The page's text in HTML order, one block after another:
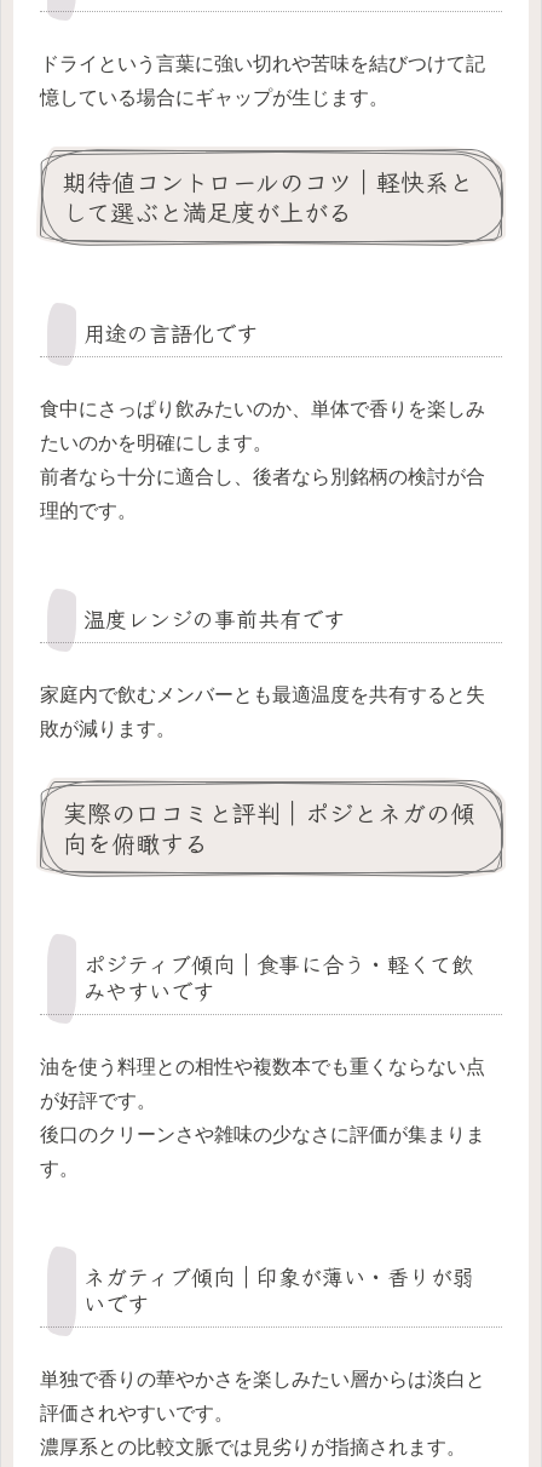
ドライという言葉に強い切れや苦味を結びつけて記
憶している場合にギャップが生じます。
期待値コントロールのコツ｜軽快系と
して選ぶと満足度が上がる
用途の言語化です
食中にさっぱり飲みたいのか、単体で香りを楽しみ
たいのかを明確にします。
前者なら十分に適合し、後者なら別銘柄の検討が合
理的です。
温度レンジの事前共有です
家庭内で飲むメンバーとも最適温度を共有すると失
敗が減ります。
実際の口コミと評判｜ポジとネガの傾
向を俯瞰する
ポジティブ傾向｜食事に合う・軽くて飲
みやすいです
油を使う料理との相性や複数本でも重くならない点
が好評です。
後口のクリーンさや雑味の少なさに評価が集まりま
す。
ネガティブ傾向｜印象が薄い・香りが弱
いです
単独で香りの華やかさを楽しみたい層からは淡白と
評価されやすいです。
濃厚系との比較文脈では見劣りが指摘されます。